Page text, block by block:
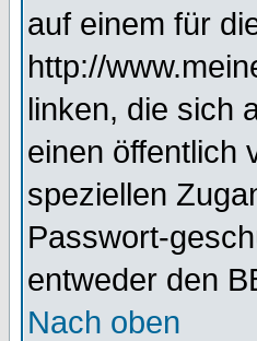
auf einem für
http://
linken, die sich
einen öffentlich
speziellen
Passwort-
entweder den
Nach oben